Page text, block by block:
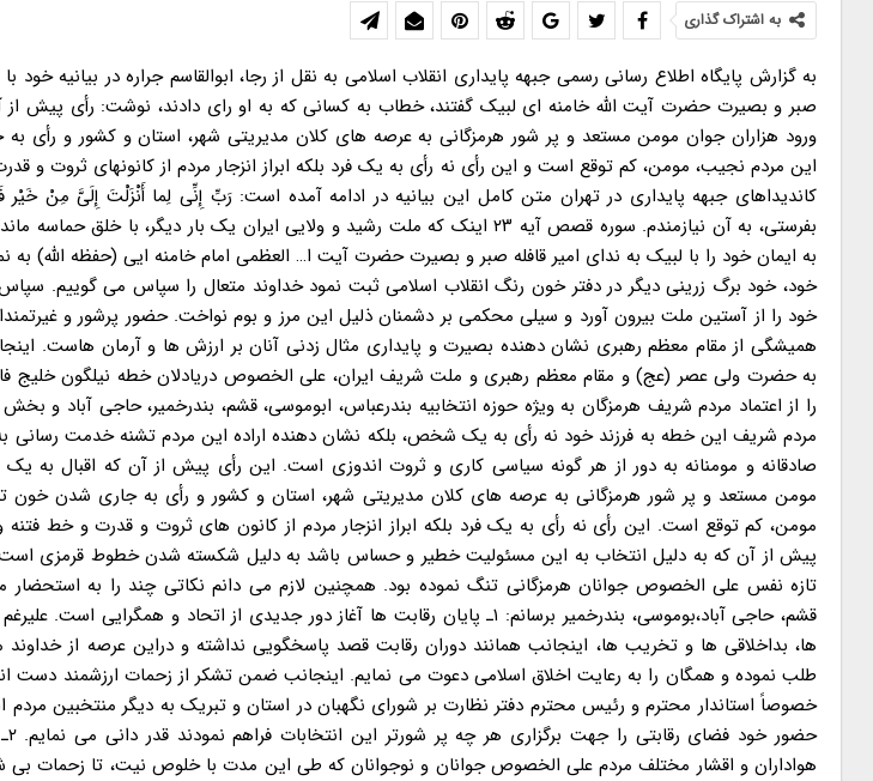
به اشتراک گذاری
به گزارش پایگاه اطلاع رسانی رسمی جبهه پایداری انقلاب اسلامی به نقل از رجا، ابوالقاسم جراره در بیانیه خود
صبر و بصیرت حضرت آیت الله خامنه ای لبیک گفتند، خطاب به کسانی که به او رای دادند، نوشت: رأی پیش از
ورود هزاران جوان مومن مستعد و پر شور هرمزگانی به عرصه های کلان مدیریتی شهر، استان و کشور و رأی
این مردم نجیب، مومن، کم توقع است و این رأی نه رأی به یک فرد بلکه ابراز انزجار مردم از کانونهای ثروت
کاندیداهای جبهه پایداری در تهران متن کامل این بیانیه در ادامه آمده است: رَبِّ إِنِّی لِما أَنْزَلْتَ إِلَیَّ مِنْ خَیْر
بفرستی، به آن نیازمندم. سوره قصص آیه ۲۳ اینک که ملت رشید و ولایی ایران یک بار دیگر،
به ایمان خود را با لبیک به ندای امیر قافله صبر و بصیرت حضرت آیت ا… العظمی امام خامنه ایی (حفظه الله)
خود، خود برگ زرینی دیگر در دفتر خون رنگ انقلاب اسلامی ثبت نمود خداوند متعال را سپاس می گوییم.
خود را از آستین ملت بیرون آورد و سیلی محکمی بر دشمنان ذلیل این مرز و بوم نواخت. حضور پرشور و
همیشگی از مقام معظم رهبری نشان دهنده بصیرت و پایداری مثال زدنی آنان بر ارزش ها و آرمان هاست.
به حضرت ولی عصر (عج) و مقام معظم رهبری و ملت شریف ایران، علی الخصوص دریادلان خطه نیلگون خلیج
را از اعتماد مردم شریف هرمزگان به ویژه حوزه انتخابیه بندرعباس، ابوموسی، قشم، بندرخمیر، حاجی آباد و
مردم شریف این خطه به فرزند خود نه رأی به یک شخص، بلکه نشان دهنده اراده این مردم تشنه خدمت رسانی
صادقانه و مومنانه به دور از هر گونه سیاسی کاری و ثروت اندوزی است. این رأی پیش از آن که اقبال به یک
مومن مستعد و پر شور هرمزگانی به عرصه های کلان مدیریتی شهر، استان و کشور و رأی به جاری شدن خون
مومن، کم توقع است. این رأی نه رأی به یک فرد بلکه ابراز انزجار مردم از کانون های ثروت و قدرت و خط
پیش از آن که به دلیل انتخاب به این مسئولیت خطیر و حساس باشد به دلیل شکسته شدن خطوط قرمزی است
تازه نفس علی الخصوص جوانان هرمزگانی تنگ نموده بود. همچنین لازم می دانم نکاتی چند را به استحضار
قشم، حاجی آباد،بوموسی، بندرخمیر برسانم: ۱ـ پایان رقابت ها آغاز دور جدیدی از اتحاد و
ها، بداخلاقی ها و تخریب ها، اینجانب همانند دوران رقابت قصد پاسخگویی نداشته و دراین عرصه از
طلب نموده و همگان را به رعایت اخلاق اسلامی دعوت می نمایم. اینجانب ضمن تشکر از زحمات ارزشمند دست
خصوصاً استاندار محترم و رئیس محترم دفتر نظارت بر شورای نگهبان در استان و تبریک به دیگر منتخبین مردم
هواداران و اقشار مختلف مردم علی الخصوص جوانان و نوجوانان که طی این مدت با خلوص نیت، تا زحمات بی